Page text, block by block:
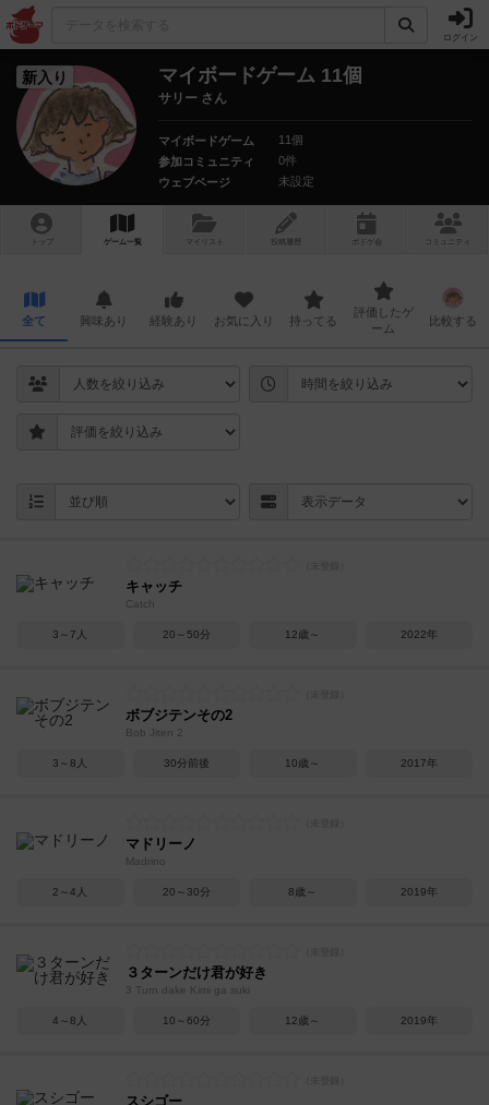
ログイン
新入り マイボードゲーム 11個
サリー さん
マイボードゲーム
11個
参加コミュニティ
0件
ウェブページ
未設定
トップ ゲーム一覧 マイリスト 投稿履歴 ボ ドゲ コミュニティ
全て 興味あり 経験あり お気に入り 持ってる
評価したゲ
ーム
比較する
キャッチ
Catch
3～7人 20～50分 12歳～ 2022年
ボブジテンその2
Bob Jiten 2
3～8人 30分前後 10歳～ 2017年
マドリーノ
Madrino
2～4人 20～30分 8歳～ 2019年
３ターンだけ君が好き
3 Turn dake Kimi ga suki
4～8人 10～60分 12歳～ 2019年
スシゴー